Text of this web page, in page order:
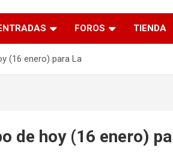
FOROS TIENDA
(16 enero) para La
de hoy (16 enero)